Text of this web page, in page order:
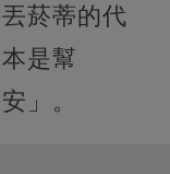
菸蒂的代
是幫
」。